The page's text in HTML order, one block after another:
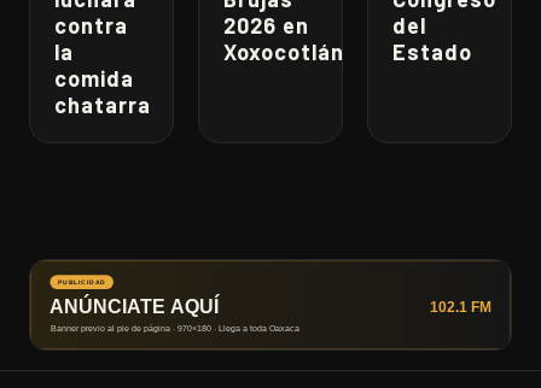
contra
la
comida
chatarra
2026 en
Xoxocotlán
del
Estado